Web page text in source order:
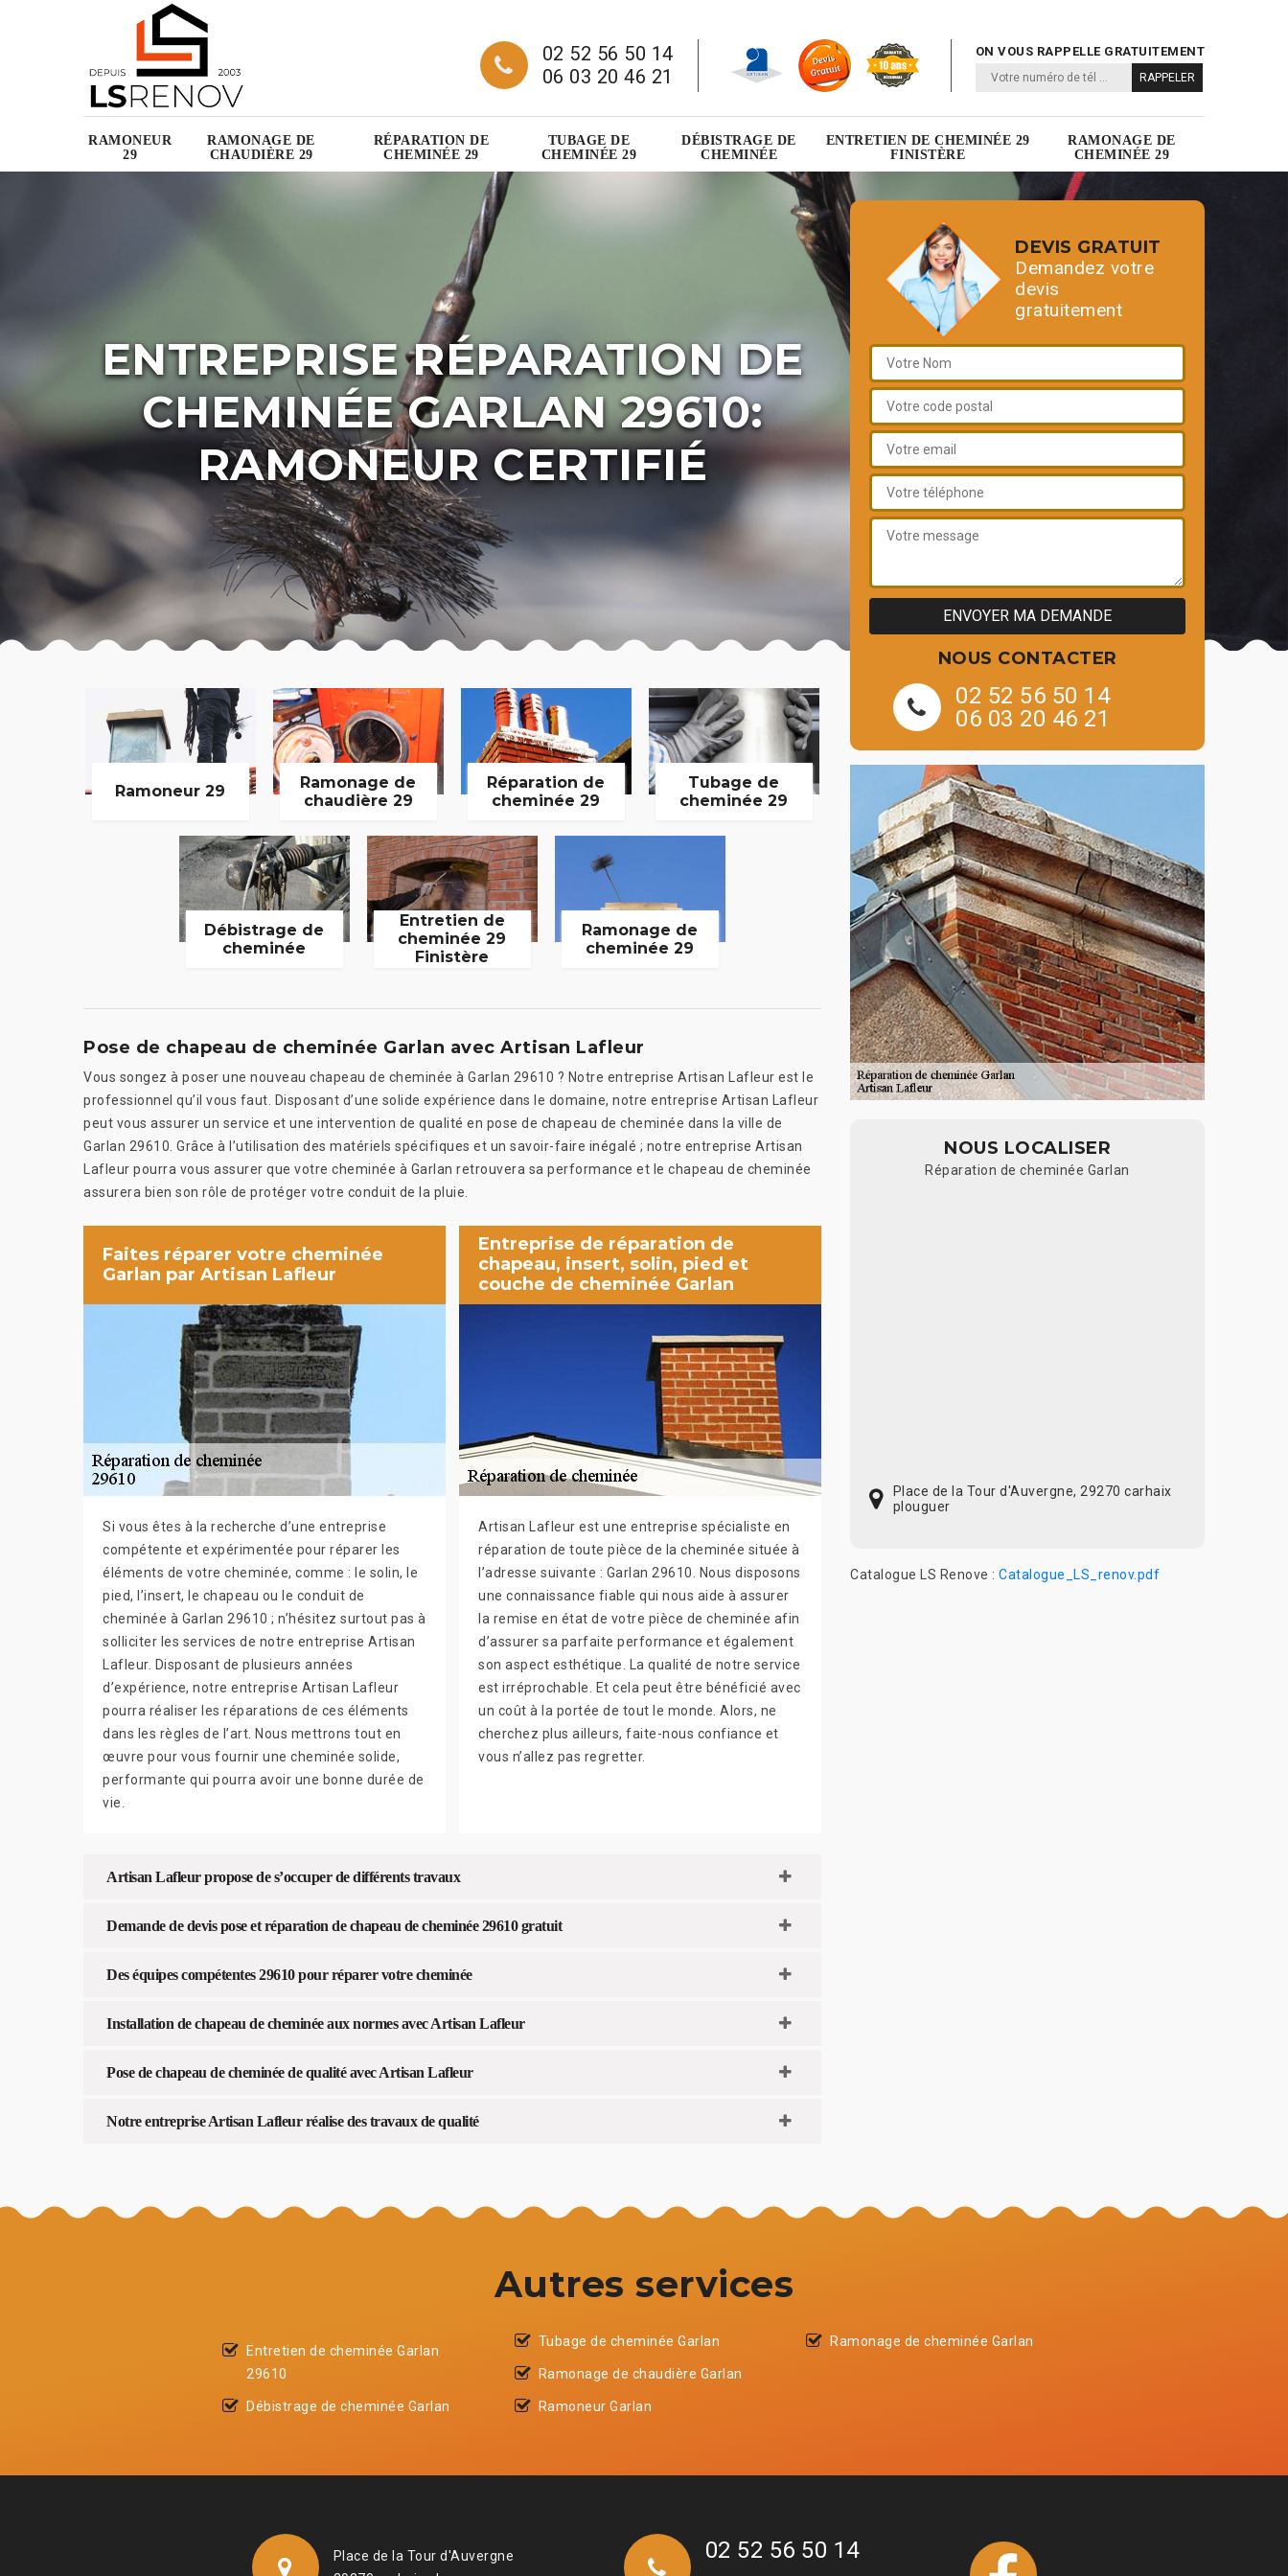
02 52 56 50 14
06 03 20 46 21
ON VOUS RAPPELLE GRATUITEMENT
RAMONEUR
29
RAMONAGE DE
CHAUDIÈRE 29
RÉPARATION DE
CHEMINÉE 29
TUBAGE DE
CHEMINÉE 29
DÉBISTRAGE DE
CHEMINÉE
ENTRETIEN DE CHEMINÉE 29
FINISTÈRE
RAMONAGE DE
CHEMINÉE 29
ENTREPRISE RÉPARATION DE
CHEMINÉE GARLAN 29610:
RAMONEUR CERTIFIÉ
Ramoneur 29
Ramonage de
chaudière 29
Réparation de
cheminée 29
Tubage de
cheminée 29
Débistrage de
cheminée
Entretien de
cheminée 29
Finistère
Ramonage de
cheminée 29
Pose de chapeau de cheminée Garlan avec Artisan Lafleur
Vous songez à poser une nouveau chapeau de cheminée à Garlan 29610 ? Notre entreprise Artisan Lafleur est le
professionnel qu’il vous faut. Disposant d’une solide expérience dans le domaine, notre entreprise Artisan Lafleur
peut vous assurer un service et une intervention de qualité en pose de chapeau de cheminée dans la ville de
Garlan 29610. Grâce à l’utilisation des matériels spécifiques et un savoir-faire inégalé ; notre entreprise Artisan
Lafleur pourra vous assurer que votre cheminée à Garlan retrouvera sa performance et le chapeau de cheminée
assurera bien son rôle de protéger votre conduit de la pluie.
Faites réparer votre cheminée
Garlan par Artisan Lafleur
Si vous êtes à la recherche d’une entreprise
compétente et expérimentée pour réparer les
éléments de votre cheminée, comme : le solin, le
pied, l’insert, le chapeau ou le conduit de
cheminée à Garlan 29610 ; n’hésitez surtout pas à
solliciter les services de notre entreprise Artisan
Lafleur. Disposant de plusieurs années
d’expérience, notre entreprise Artisan Lafleur
pourra réaliser les réparations de ces éléments
dans les règles de l’art. Nous mettrons tout en
œuvre pour vous fournir une cheminée solide,
performante qui pourra avoir une bonne durée de
vie.
Entreprise de réparation de
chapeau, insert, solin, pied et
couche de cheminée Garlan
Artisan Lafleur est une entreprise spécialiste en
réparation de toute pièce de la cheminée située à
l’adresse suivante : Garlan 29610. Nous disposons
une connaissance fiable qui nous aide à assurer
la remise en état de votre pièce de cheminée afin
d’assurer sa parfaite performance et également
son aspect esthétique. La qualité de notre service
est irréprochable. Et cela peut être bénéficié avec
un coût à la portée de tout le monde. Alors, ne
cherchez plus ailleurs, faite-nous confiance et
vous n’allez pas regretter.
Artisan Lafleur propose de s’occuper de différents travaux
Demande de devis pose et réparation de chapeau de cheminée 29610 gratuit
Des équipes compétentes 29610 pour réparer votre cheminée
Installation de chapeau de cheminée aux normes avec Artisan Lafleur
Pose de chapeau de cheminée de qualité avec Artisan Lafleur
Notre entreprise Artisan Lafleur réalise des travaux de qualité
DEVIS GRATUIT
Demandez votre
devis
gratuitement
NOUS CONTACTER
02 52 56 50 14
06 03 20 46 21
NOUS LOCALISER
Réparation de cheminée Garlan
Place de la Tour d'Auvergne, 29270 carhaix
plouguer
Catalogue LS Renove : Catalogue_LS_renov.pdf
Autres services
Entretien de cheminée Garlan
29610
Débistrage de cheminée Garlan
Tubage de cheminée Garlan
Ramonage de chaudière Garlan
Ramoneur Garlan
Ramonage de cheminée Garlan
Place de la Tour d'Auvergne
02 52 56 50 14